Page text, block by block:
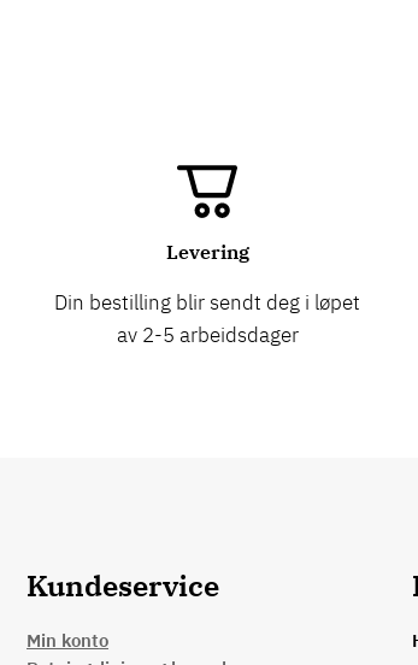
Levering
Din bestilling blir sendt deg i løpet
av 2-5 arbeidsdager
Kundeservice
Min konto